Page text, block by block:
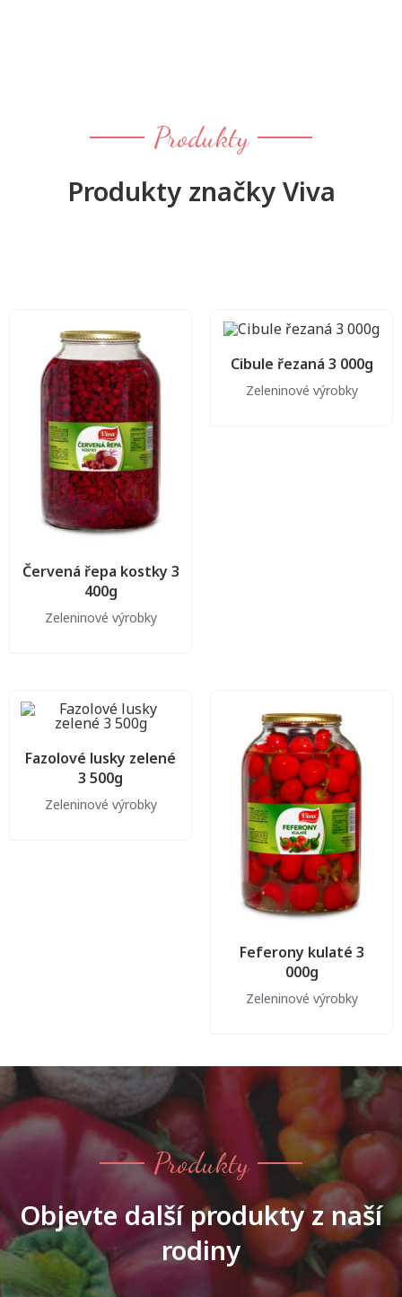
Produkty
Produkty značky Viva
Červená řepa kostky 3
400g
Zeleninové výrobky
Cibule řezaná 3 000g
Zeleninové výrobky
Fazolové lusky zelené
3 500g
Zeleninové výrobky
Feferony kulaté 3
000g
Zeleninové výrobky
Produkty
Objevte další produkty z naší
rodiny